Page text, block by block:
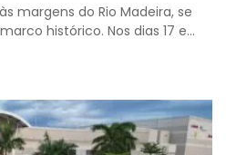
margens do Rio Madeira, se
histórico. Nos dias 17 e…